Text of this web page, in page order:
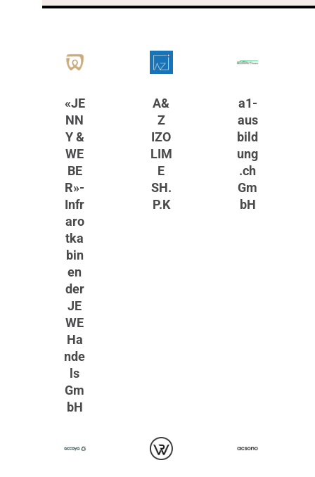
«JE
NN
Y &
WE
BE
R»-
Infr
aro
tka
bin
en
der
JE
WE
Ha
nde
ls
Gm
bH
A&
Z
IZO
LIM
E
SH.
P.K
a1-
aus
bild
ung
.ch
Gm
bH